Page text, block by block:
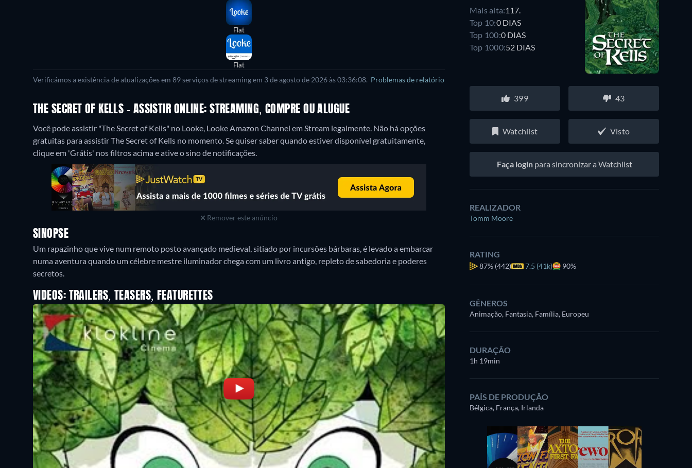
Flat
Flat
Verificámos a existência de atualizações em 89 serviços de streaming em 3 de agosto de 2026 às 03:36:08. Problemas de relatório
THE SECRET OF KELLS - ASSISTIR ONLINE: STREAMING, COMPRE OU ALUGUE
Você pode assistir "The Secret of Kells" no Looke, Looke Amazon Channel em Stream legalmente. Não há opções
gratuitas para assistir The Secret of Kells no momento. Se quiser saber quando estiver disponível gratuitamente,
clique em 'Grátis' nos filtros acima e ative o sino de notificações.
Remover este anúncio
SINOPSE
Um rapazinho que vive num remoto posto avançado medieval, sitiado por incursões bárbaras, é levado a embarcar
numa aventura quando um célebre mestre iluminador chega com um livro antigo, repleto de sabedoria e poderes
secretos.
VIDEOS: TRAILERS, TEASERS, FEATURETTES
Mais alta:117.
Top 10:0 DIAS
Top 100:0 DIAS
Top 1000:52 DIAS
399 43
Watchlist Visto
Faça loginpara sincronizar a Watchlist
REALIZADOR
Tomm Moore
RATING
87% (442) 7.5 (41k) 90%
GÊNEROS
Animação, Fantasia, Família, Europeu
DURAÇÃO
1h 19min
PAÍS DE PRODUÇÃO
Bélgica, França, Irlanda